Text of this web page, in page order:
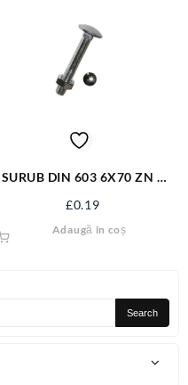
SURUB DIN 603 6X70 ZN +
£0.19
Adaugă în coș